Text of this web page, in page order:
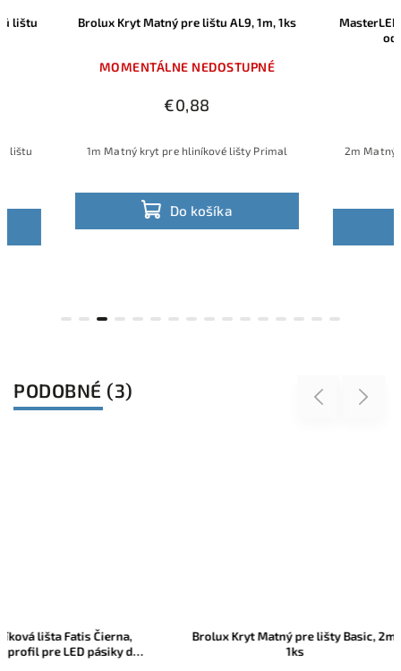
Brolux Kryt Matný pre lištu AL9, 1m, 1ks
MOMENTÁLNE NEDOSTUPNÉ
Do košíka
1m Matný kryt pre hliníkové lišty Primal
MasterLED Kryt
od
2m Matný kryt pre
PODOBNÉ (3) Previous
lišta Fatis Čierna,
pre LED pásiky do
Brolux Kryt Matný pre lišty Basic, 2m,
Next